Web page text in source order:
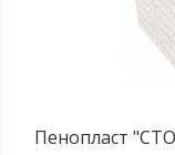
Пенопласт